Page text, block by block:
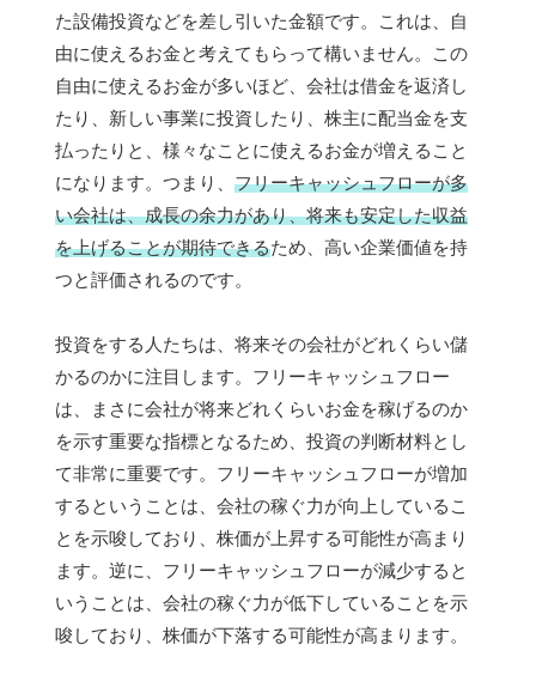
た設備投資などを差し引いた金額です。これは、自
由に使えるお金と考えてもらって構いません。この
自由に使えるお金が多いほど、会社は借金を返済し
たり、新しい事業に投資したり、株主に配当金を支
払ったりと、様々なことに使えるお金が増えること
になります。つまり、 フリーキャッシュフローが多
い会社は、成長の余力があり、将来も安定した収益
を上げることが期待できるため、高い企業価値を持
つと評価されるのです。
投資をする人たちは、将来その会社がどれくらい儲
かるのかに注目します。フリーキャッシュフロー
は、まさに会社が将来どれくらいお金を稼げるのか
を示す重要な指標となるため、投資の判断材料とし
て非常に重要です。フリーキャッシュフローが増加
するということは、会社の稼ぐ力が向上しているこ
とを示唆しており、株価が上昇する可能性が高まり
ます。逆に、フリーキャッシュフローが減少すると
いうことは、会社の稼ぐ力が低下していることを示
唆しており、株価が下落する可能性が高まります。